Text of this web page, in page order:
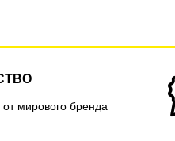
мирового бренда